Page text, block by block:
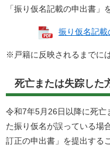
「振り仮名記載の申出書」
振り仮名記載
※戸籍に反映されるまでに
死亡または失踪した
令和7年5月26日以降に死亡
た振り仮名が誤っている場
訂正の申出書」を提出する